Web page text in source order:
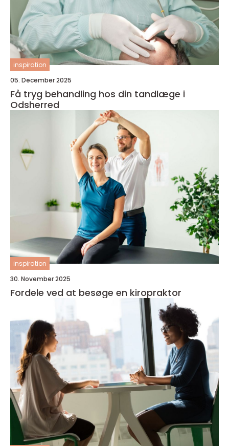
inspiration
05. December 2025
Få tryg behandling hos din tandlæge i
Odsherred
inspiration
30. November 2025
Fordele ved at besøge en kiropraktor